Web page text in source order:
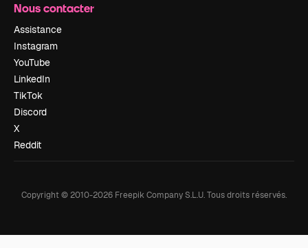
Nous contacter
Assistance
Instagram
YouTube
LinkedIn
TikTok
Discord
X
Reddit
Copyright © 2010-2026 Freepik Company S.L.U.Tous droits réservés.